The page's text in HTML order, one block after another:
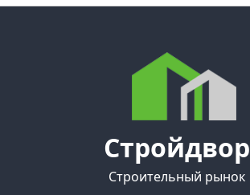
Стройдвор
Строительный рынок